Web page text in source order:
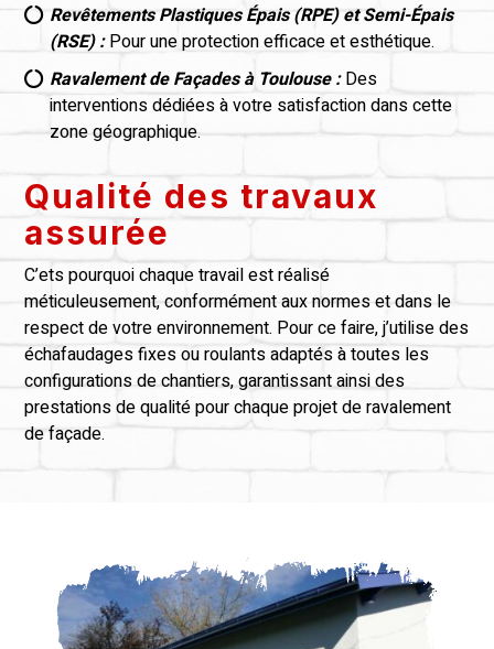
 Revêtements Plastiques Épais (RPE) et Semi-Épais
(RSE) :Pour une protection efficace et esthétique.
 Ravalement de Façades à Toulouse :Des
interventions dédiées à votre satisfaction dans cette
zone géographique.
Qualité des travaux
assurée
C’ets pourquoi chaque travail est réalisé
méticuleusement, conformément aux normes et dans le
respect de votre environnement. Pour ce faire, j’utilise des
échafaudages fixes ou roulants adaptés à toutes les
configurations de chantiers, garantissant ainsi des
prestations de qualité pour chaque projet de ravalement
de façade.